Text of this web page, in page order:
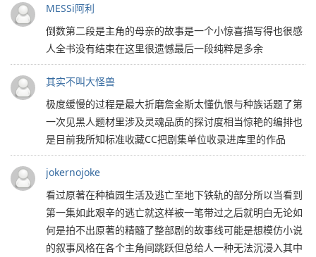
MESSi阿利
倒数第二段是主角的母亲的故事是一个小惊喜描写得也很感
人全书没有结束在这里很遗憾最后一段纯粹是多余
其实不叫大怪兽
极度缓慢的过程是最大折磨詹金斯太懂仇恨与种族话题了第
一次见黑人题材里涉及灵魂品质的探讨度相当惊艳的编排也
是目前我所知标准收藏CC把剧集单位收录进库里的作品
jokernojoke
看过原著在种植园生活及逃亡至地下铁轨的部分所以当看到
第一集如此艰辛的逃亡就这样被一笔带过之后就明白无论如
何是拍不出原著的精髓了整部剧的故事线可能是想模仿小说
的叙事风格在各个主角间跳跃但总给人一种无法沉浸入其中